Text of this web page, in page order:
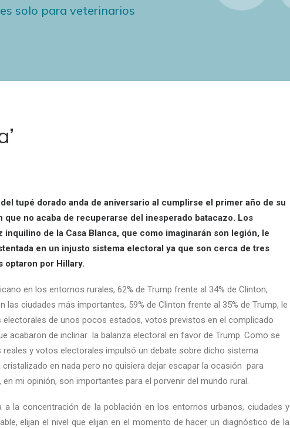
solo para veterinarios
tupé dorado anda de aniversario al cumplirse el primer año de su
no acaba de recuperarse del inesperado batacazo. Los
de la Casa Blanca, que como imaginarán son legión, le
en un injusto sistema electoral ya que son cerca de tres
optaron por Hillary.
en los entornos rurales, 62% de Trump frente al 34% de Clinton,
las ciudades más importantes, 59% de Clinton frente al 35% de Trump, le
de unos pocos estados, votos previstos en el complicado
acabaron de inclinar la balanza electoral en favor de Trump. Como se
y votos electorales impulsó un debate sobre dicho sistema
en nada pero no quisiera dejar escapar la ocasión para
mi opinión, son importantes para el porvenir del mundo rural.
a la concentración de la población en los entornos urbanos, ciudades y
elijan el nivel que elijan en el momento de hacer un diagnóstico de la